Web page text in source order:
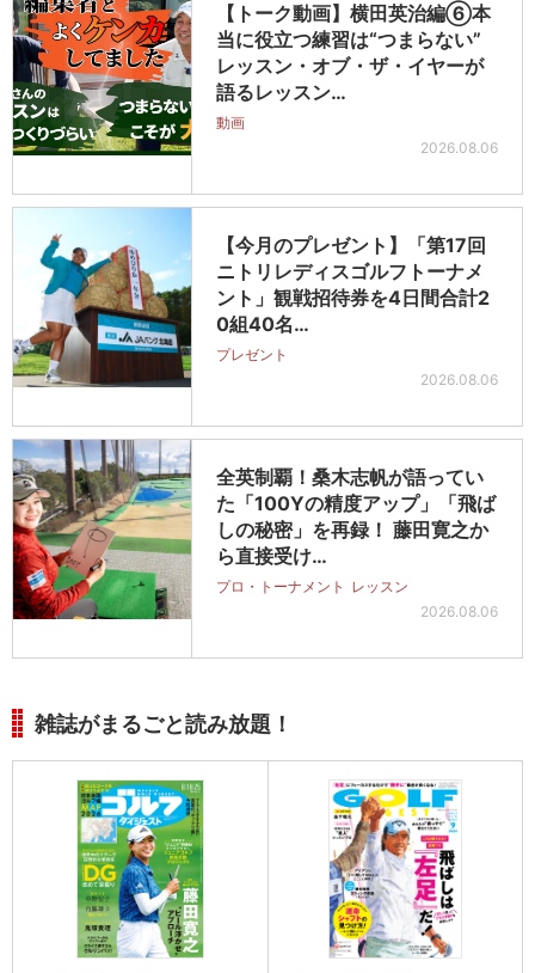
【トーク動画】横田英治編⑥本
当に役立つ練習は“つまらない”
レッスン・オブ・ザ・イヤーが
語るレッスン…
動画
2026.08.06
【今月のプレゼント】「第17回
ニトリレディスゴルフトーナメ
ント」観戦招待券を4日間合計2
0組40名…
プレゼント
2026.08.06
全英制覇！桑木志帆が語ってい
た「100Yの精度アップ」「飛ば
しの秘密」を再録！ 藤田寛之か
ら直接受け…
プロ・トーナメント レッスン
2026.08.06
雑誌がまるごと読み放題！